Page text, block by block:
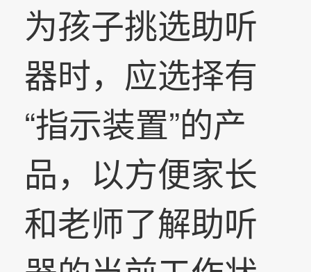
为孩子挑选助听
器时，应选择有
“指示装置”的产
品，以方便家长
和老师了解助听